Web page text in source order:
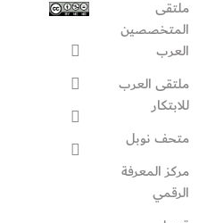
ملتقى
المتخصصين
العرب
ملتقى العرب
للابتكار
متحف نوبل
مركز المعرفة
الرقمي